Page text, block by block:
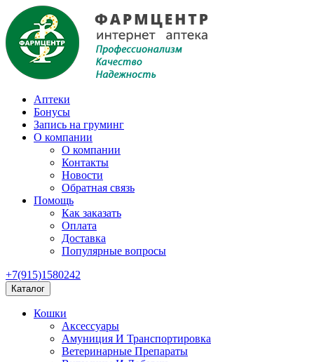
Аптеки
Бонусы
Запись на груминг
О компании
О компании
Контакты
Новости
Обратная связь
Помощь
Как заказать
Оплата
Доставка
Популярные вопросы
+7(915)1580242
Каталог
Кошки
Аксессуары
Амуниция И Транспортировка
Ветеринарные Препараты